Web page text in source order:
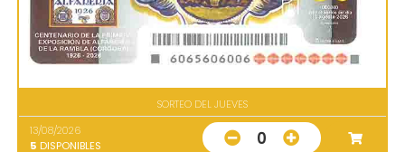
SORTEO DEL JUEVES
13/08/2026
5 DISPONIBLES 0